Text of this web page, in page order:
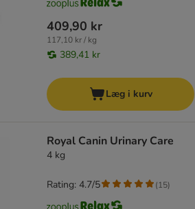
409,90 kr
117,10 kr / kg
389,41 kr
Læg i kurv
Royal Canin Urinary Care
4 kg
Rating: 4.7/5 (15)